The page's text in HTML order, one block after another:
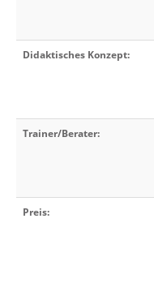
Didaktisches Konzept:
Trainer/Berater:
Preis: